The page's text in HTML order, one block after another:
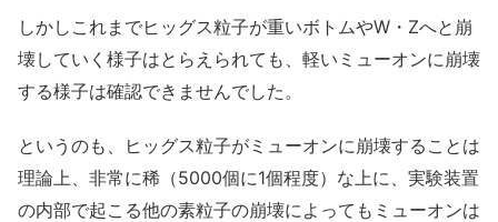
しかしこれまでヒッグス粒子が重いボトムやW・Zへと崩
壊していく様子はとらえられても、軽いミューオンに崩壊
する様子は確認できませんでした。
というのも、ヒッグス粒子がミューオンに崩壊することは
理論上、非常に稀（5000個に1個程度）な上に、実験装置
の内部で起こる他の素粒子の崩壊によってもミューオンは